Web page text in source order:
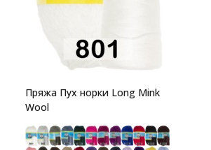
Пряжа Пух норки Long Mink
Wool